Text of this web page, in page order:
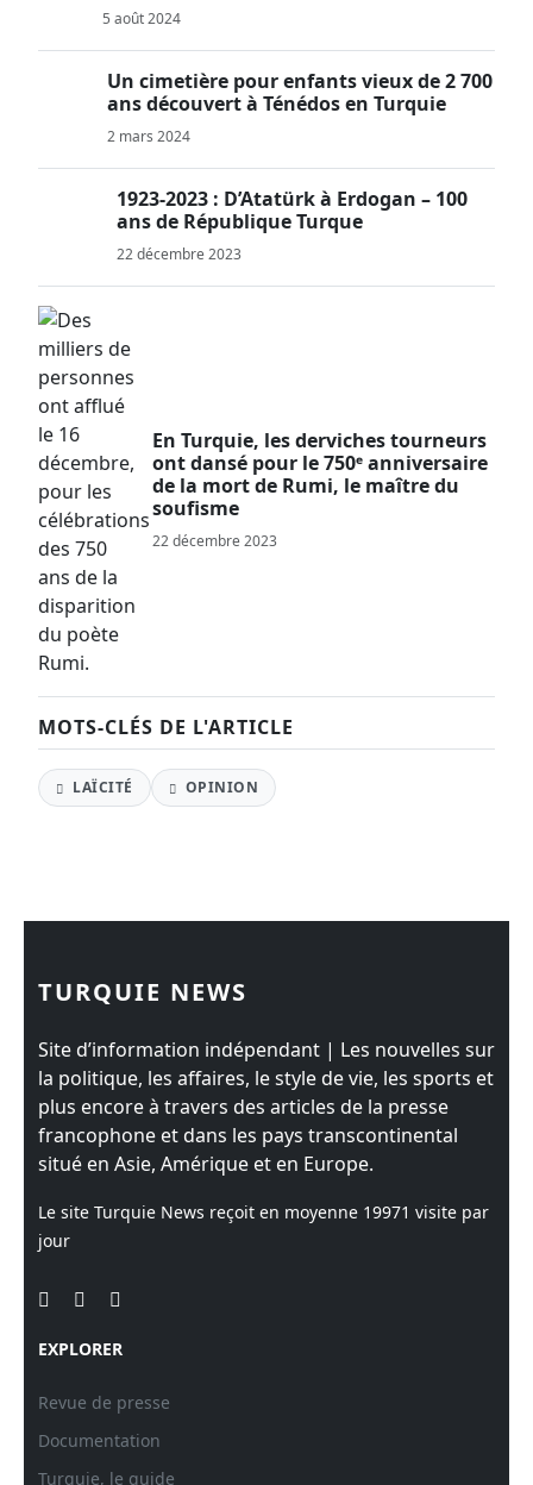
5 août 2024
Un cimetière pour enfants vieux de 2 700
ans découvert à Ténédos en Turquie
2 mars 2024
1923-2023 : D’Atatürk à Erdogan – 100
ans de République Turque
22 décembre 2023
En Turquie, les derviches tourneurs
ont dansé pour le 750ᵉ anniversaire
de la mort de Rumi, le maître du
soufisme
22 décembre 2023
MOTS-CLÉS DE L'ARTICLE
LAÏCITÉ OPINION
TURQUIE NEWS
Site d’information indépendant | Les nouvelles sur
la politique, les affaires, le style de vie, les sports et
plus encore à travers des articles de la presse
francophone et dans les pays transcontinental
situé en Asie, Amérique et en Europe.
Le site Turquie News reçoit en moyenne 19971 visite par
jour
EXPLORER
Revue de presse
Documentation
Turquie, le guide